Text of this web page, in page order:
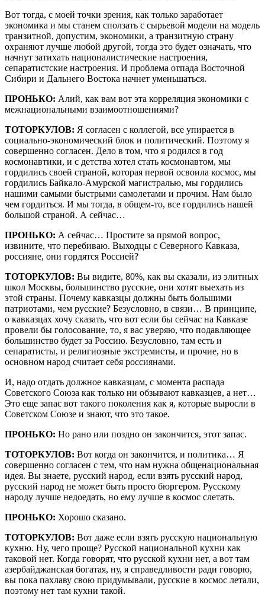
Вот тогда, с моей точки зрения, как только заработает
экономика и мы станем сползать с сырьевой модели на модель
транзитной, допустим, экономики, а транзитную страну
охраняют лучше любой другой, тогда это будет означать, что
начнут затихать националистические настроения,
сепаратистские настроения. И проблема отпада Восточной
Сибири и Дальнего Востока начнет уменьшаться.
ПРОНЬКО: Алий, как вам вот эта корреляция экономики с
межнациональными взаимоотношениями?
ТОТОРКУЛОВ: Я согласен с коллегой, все упирается в
социально-экономический блок и политический. Поэтому я
совершенно согласен. Дело в том, что я родился в год
космонавтики, и с детства хотел стать космонавтом, мы
гордились своей страной, которая первой освоила космос, мы
гордились Байкало-Амурской магистралью, мы гордились
нашими самыми быстрыми самолетами и прочим. Нам было
чем гордиться. И мы тогда, в общем-то, все гордились нашей
большой страной. А сейчас…
ПРОНЬКО: А сейчас… Простите за прямой вопрос,
извините, что перебиваю. Выходцы с Северного Кавказа,
россияне, они гордятся Россией?
ТОТОРКУЛОВ: Вы видите, 80%, как вы сказали, из элитных
школ Москвы, большинство русские, они хотят выехать из
этой страны. Почему кавказцы должны быть большими
патриотами, чем русские? Безусловно, в связи… В принципе,
о кавказцах хочу сказать, что вот если бы сейчас на Кавказе
провели бы голосование, то, я вас уверяю, что подавляющее
большинство будет за Россию. Безусловно, там есть и
сепаратисты, и религиозные экстремисты, и прочие, но в
основном народ считает себя россиянами.
И, надо отдать должное кавказцам, с момента распада
Советского Союза как только ни обзывают кавказцев, а нет…
Это еще запас вот такого поколения как я, которые выросли в
Советском Союзе и знают, что это такое.
ПРОНЬКО: Но рано или поздно он закончится, этот запас.
ТОТОРКУЛОВ: Вот когда он закончится, и политика… Я
совершенно согласен с тем, что нам нужна общенациональная
идея. Вы знаете, русский народ, если взять русский народ,
русский народ не может быть просто бюргером. Русскому
народу лучше недоедать, но ему лучше в космос слетать.
ПРОНЬКО: Хорошо сказано.
ТОТОРКУЛОВ: Вот даже если взять русскую национальную
кухню. Ну, чего проще? Русской национальной кухни как
таковой нет. Когда говорят, что русской кухни нет, а вот там
азербайджанская богатая, ну, я справедливости ради говорю,
вы пока пахлаву свою придумывали, русские в космос летали,
поэтому нет там кухни такой.